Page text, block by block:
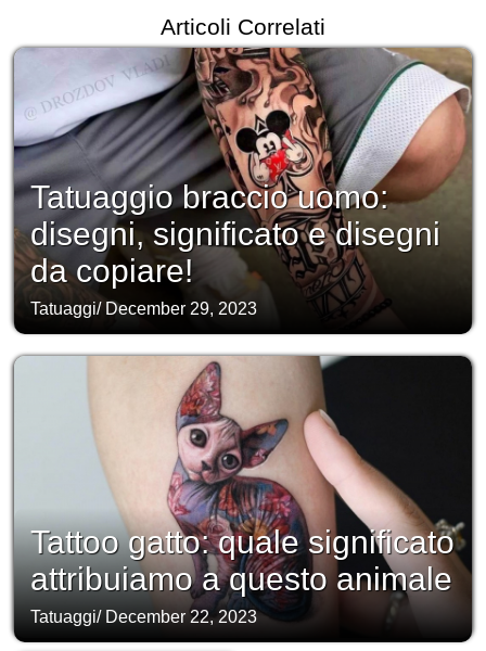
Articoli Correlati
Tatuaggio braccio uomo:
disegni, significato e disegni
da copiare!
Tatuaggi/ December 29, 2023
Tattoo gatto: quale significato
attribuiamo a questo animale
Tatuaggi/ December 22, 2023